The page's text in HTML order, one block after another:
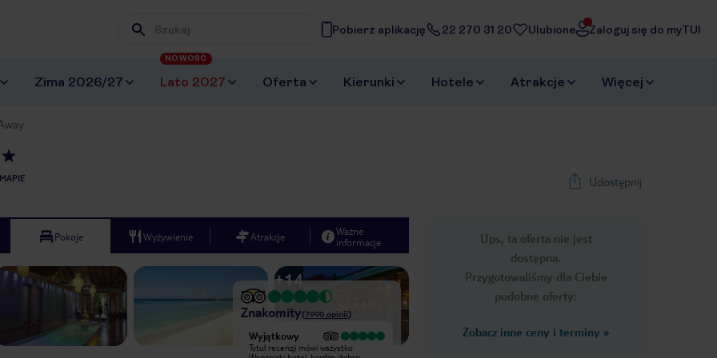
Wpisz frazę, której szukasz
Pobierz aplikację 22 270 31 20 Ulubione Zaloguj się do myTUI
Zima 2026/27 Lato 2027
NOWOŚĆ
Oferta Kierunki Hotele Atrakcje Więcej
Udostępnij
Ups, ta oferta nie jest
dostępna.
Przygotowaliśmy dla Ciebie
podobne oferty:
Zobacz inne ceny i terminy »
Pokoje Wyżywienie Atrakcje
Ważne
informacje
Next slide
1/20
+14
Znakomity(7990 opinii)
Wyjątkowy
Piękny hotel. Najpiękniejsza plaża na
Wyjątkowy
Tytuł recenzji mówi wszystko
Bardzo dobry Wyjątkowy